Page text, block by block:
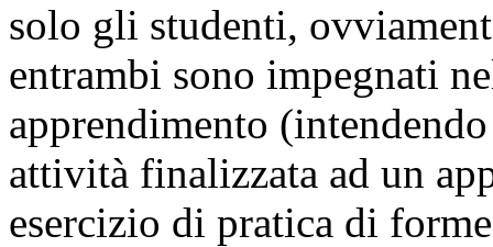
solo gli studenti,
entrambi sono impegnati
apprendimento
attività finalizzata ad un
esercizio di pratica di